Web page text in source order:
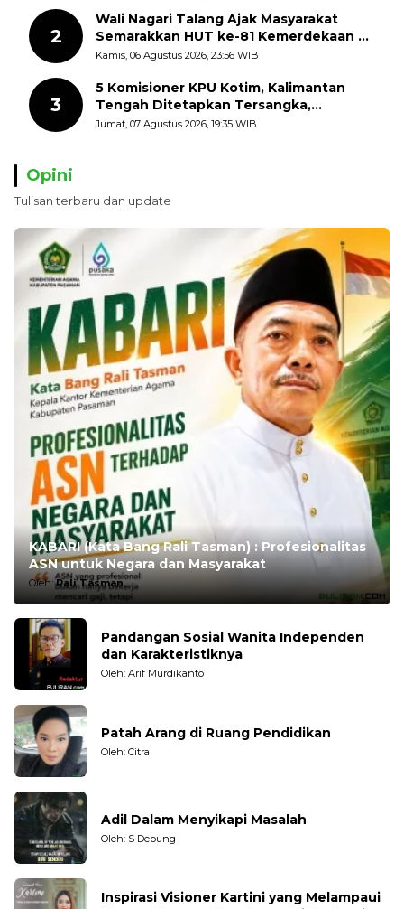
2
Wali Nagari Talang Ajak Masyarakat
Semarakkan HUT ke-81 Kemerdekaan RI
dengan Mengibarkan Bendera Merah
Kamis, 06 Agustus 2026, 23:56 WIB
3
5 Komisioner KPU Kotim, Kalimantan
Tengah Ditetapkan Tersangka,
Kerugian Negara ditaksir 10 Milyard
Jumat, 07 Agustus 2026, 19:35 WIB
Opini
Tulisan terbaru dan update
KABARI (Kata Bang Rali Tasman) : Profesionalitas
ASN untuk Negara dan Masyarakat
Oleh:Rali Tasman
Pandangan Sosial Wanita Independen
dan Karakteristiknya
Oleh: Arif Murdikanto
Patah Arang di Ruang Pendidikan
Oleh: Citra
Adil Dalam Menyikapi Masalah
Oleh: S Depung
Inspirasi Visioner Kartini yang Melampaui